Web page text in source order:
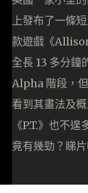
上發布了一條
款遊戲《
全長 13 多分鐘
Alpha 階段，
看到其畫法及
《P.T.》也不
竟有幾勁？睇片